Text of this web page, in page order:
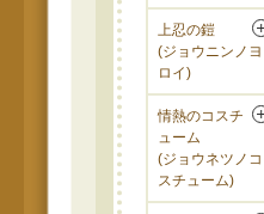
上忍の鎧
(ジョウニンノヨ
ロイ)
情熱のコスチ
ューム
(ジョウネツノコ
スチューム)